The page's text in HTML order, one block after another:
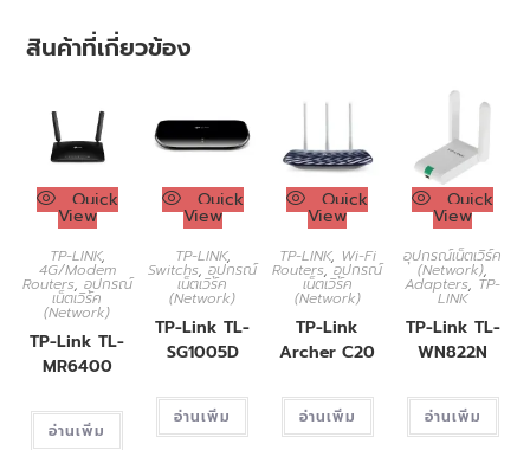
สินค้าที่เกี่ยวข้อง
Quick
View
TP-LINK,
4G/Modem
Routers, อุปกรณ์
เน็ตเวิร์ค
(Network)
TP-Link TL-
MR6400
อ่านเพิ่ม
Quick
View
TP-LINK,
Switchs,อุปกรณ์
เน็ตเวิร์ค
(Network)
TP-Link TL-
SG1005D
อ่านเพิ่ม
Quick
View
TP-LINK, Wi-Fi
Routers,อุปกรณ์
เน็ตเวิร์ค
(Network)
TP-Link
Archer C20
อ่านเพิ่ม
Quick
View
อุปกรณ์เน็ตเวิร์ค
(Network),
Adapters, TP-
LINK
TP-Link TL-
WN822N
อ่านเพิ่ม